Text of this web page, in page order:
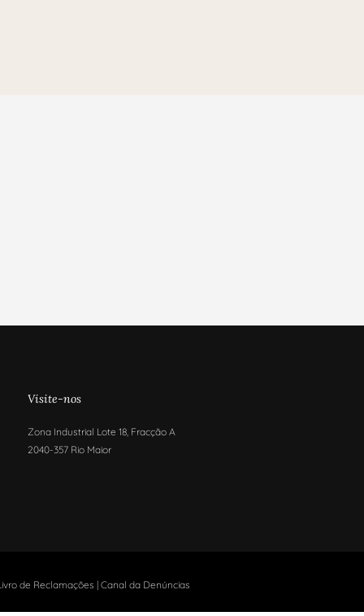
Visite-nos
Zona Industrial Lote 18, Fracção A
2040-357 Rio Maior
de Reclamações | Canal da Denúncias